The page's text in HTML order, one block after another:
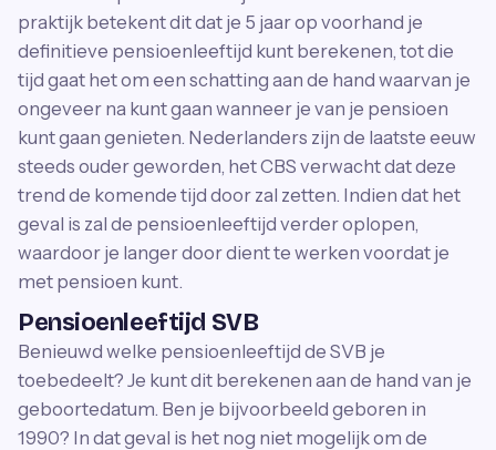
praktijk betekent dit dat je 5 jaar op voorhand je
definitieve pensioenleeftijd kunt berekenen, tot die
tijd gaat het om een schatting aan de hand waarvan je
ongeveer na kunt gaan wanneer je van je pensioen
kunt gaan genieten. Nederlanders zijn de laatste eeuw
steeds ouder geworden, het CBS verwacht dat deze
trend de komende tijd door zal zetten. Indien dat het
geval is zal de pensioenleeftijd verder oplopen,
waardoor je langer door dient te werken voordat je
met pensioen kunt.
Pensioenleeftijd SVB
Benieuwd welke pensioenleeftijd de SVB je
toebedeelt? Je kunt dit berekenen aan de hand van je
geboortedatum. Ben je bijvoorbeeld geboren in
1990? In dat geval is het nog niet mogelijk om de